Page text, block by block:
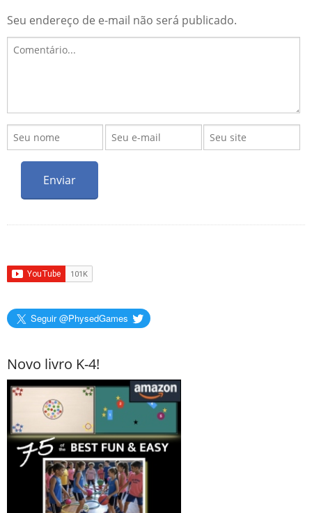
Seu endereço de e-mail não será publicado.
Seguir @PhysedGames
Novo livro K-4!